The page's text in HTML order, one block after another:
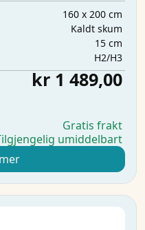
160 x 200 cm
Kaldt skum
15 cm
H2/H3
kr 1 489,00
Gratis frakt
umiddelbart